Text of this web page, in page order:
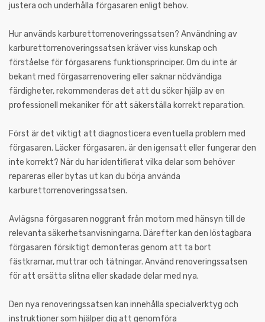
justera och underhålla förgasaren enligt behov.
Hur används karburettorrenoveringssatsen? Användning av
karburettorrenoveringssatsen kräver viss kunskap och
förståelse för förgasarens funktionsprinciper. Om du inte är
bekant med förgasarrenovering eller saknar nödvändiga
färdigheter, rekommenderas det att du söker hjälp av en
professionell mekaniker för att säkerställa korrekt reparation.
Först är det viktigt att diagnosticera eventuella problem med
förgasaren. Läcker förgasaren, är den igensatt eller fungerar den
inte korrekt? När du har identifierat vilka delar som behöver
repareras eller bytas ut kan du börja använda
karburettorrenoveringssatsen.
Avlägsna förgasaren noggrant från motorn med hänsyn till de
relevanta säkerhetsanvisningarna. Därefter kan den löstagbara
förgasaren försiktigt demonteras genom att ta bort
fästkramar, muttrar och tätningar. Använd renoveringssatsen
för att ersätta slitna eller skadade delar med nya.
Den nya renoveringssatsen kan innehålla specialverktyg och
instruktioner som hjälper dig att genomföra